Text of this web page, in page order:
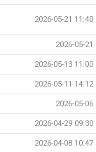
2026-05-21 11:40
2026-05-21
2026-05-13 11:00
2026-05-11 14:12
2026-05-06
2026-04-29 09:30
2026-04-08 10:47